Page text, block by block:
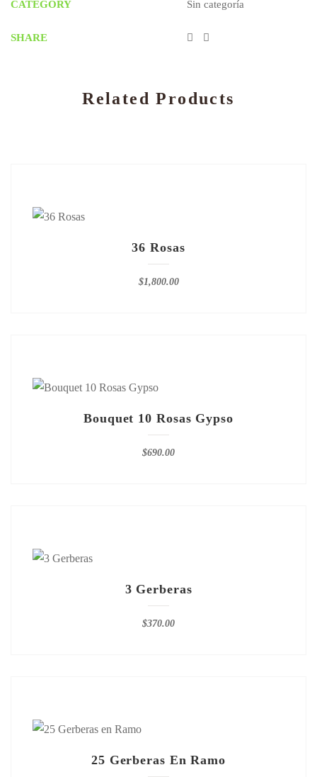
CATEGORY Sin categoría
SHARE
Related Products
36 Rosas
$1,800.00
Bouquet 10 Rosas Gypso
$690.00
3 Gerberas
$370.00
25 Gerberas En Ramo